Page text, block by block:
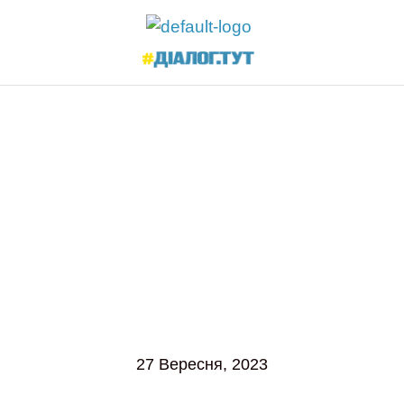
27 Вересня, 2023